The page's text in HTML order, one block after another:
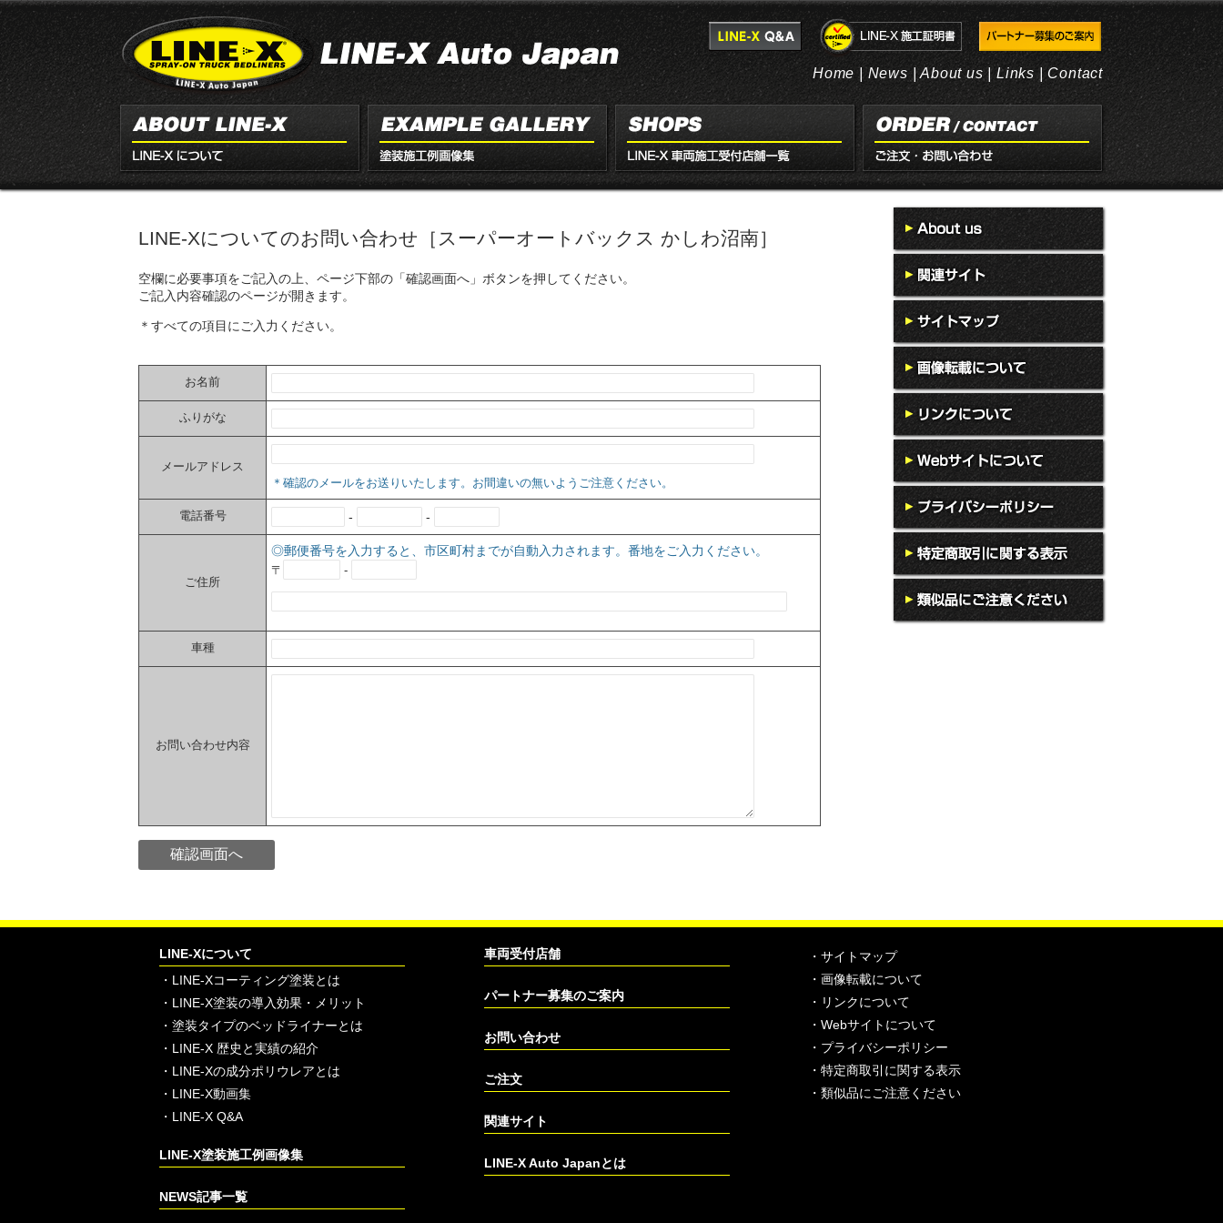
Home |News |About us | Links |Contact
LINE-Xについてのお問い合わせ［スーパーオートバックス かしわ沼南］
空欄に必要事項をご記入の上、ページ下部の「確認画面へ」ボタンを押してください。
ご記入内容確認のページが開きます。
＊すべての項目にご入力ください。
お名前
ふりがな
メールアドレス
＊確認のメールをお送りいたします。お間違いの無いようご注意ください。
電話番号 - -
ご住所
◎郵便番号を入力すると、市区町村までが自動入力されます。番地をご入力ください。
〒 -
車種
お問い合わせ内容
LINE-Xについて
・ LINE-Xコーティング塗装とは
・ LINE-X塗装の導入効果・メリット
・塗装タイプのベッドライナーとは
・ LINE-X 歴史と実績の紹介
・ LINE-Xの成分ポリウレアとは
・ LINE-X動画集
・ LINE-X Q&A
LINE-X塗装施工例画像集
NEWS記事一覧
車両受付店舗
パートナー募集のご案内
お問い合わせ
ご注文
関連サイト
LINE-X Auto Japanとは
・ サイトマップ
・ 画像転載について
・ リンクについて
・ Webサイトについて
・ プライバシーポリシー
・ 特定商取引に関する表示
・ 類似品にご注意ください